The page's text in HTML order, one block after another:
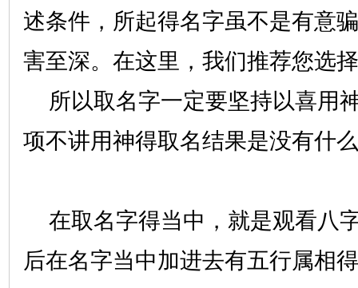
述条件，所起得名字虽不是有意
害至深。在这里，我们推荐您选
所以取名字一定要坚持以喜用
项不讲用神得取名结果是没有什
在取名字得当中，就是观看八
后在名字当中加进去有五行属相